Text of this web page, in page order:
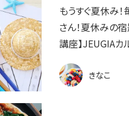
もうすぐ夏休み
さん！夏休みの
講座】JEUGIAカ
きなこ